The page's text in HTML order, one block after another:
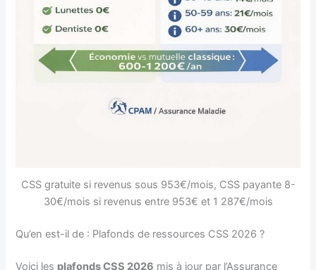
CSS gratuite si revenus sous 953€/mois, CSS payante 8-
30€/mois si revenus entre 953€ et 1 287€/mois
Qu’en est-il de : Plafonds de ressources CSS 2026 ?
Voici les plafonds CSS 2026 mis à jour par l’Assurance